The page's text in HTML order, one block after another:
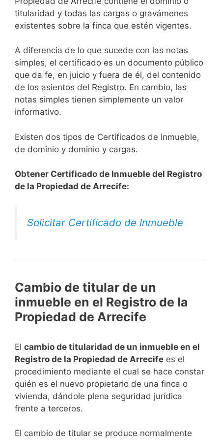
titularidad y todas las cargas o gravámenes
existentes sobre la finca que estén vigentes.
A diferencia de lo que sucede con las notas
simples, el certificado es un documento público
que da fe, en juicio y fuera de él, del contenido
de los asientos del Registro. En cambio, las
notas simples tienen simplemente un valor
informativo.
Existen dos tipos de Certificados de Inmueble,
de dominio y dominio y cargas.
Obtener Certificado de Inmueble del Registro
de la Propiedad de Arrecife:
Solicitar Certificado de Inmueble
Cambio de titular de un
inmueble en el Registro de la
Propiedad de Arrecife
El cambio de titularidad de un inmueble en el
Registro de la Propiedad de Arrecife es el
procedimiento mediante el cual se hace constar
quién es el nuevo propietario de una finca o
vivienda, dándole plena seguridad jurídica
frente a terceros.
El cambio de titular se produce normalmente